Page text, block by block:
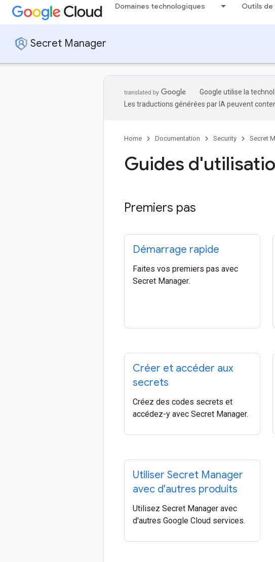
Domaines technologiques Outils
Secret Manager
Google utilise la
Les traductions générées par IA peuvent
Home Documentation Security Secret
Guides
Premiers pas
Démarrage rapide
Faites vos premiers pas avec
Secret Manager.
Créer et accéder aux
secrets
Créez des codes secrets et
accédez-y avec Secret Manager.
Utiliser Secret Manager
avec d'autres produits
Utilisez Secret Manager avec
d'autres Google Cloud services.